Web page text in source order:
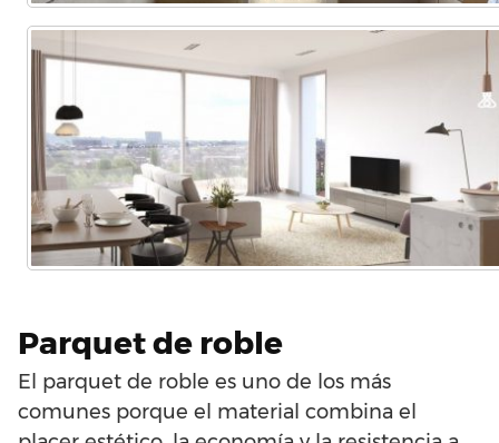
Parquet de roble
El parquet de roble es uno de los más
comunes porque el material combina el